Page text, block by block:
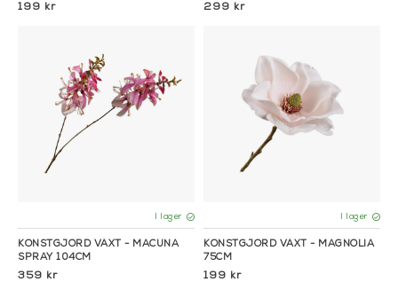
199 kr 299 kr
I lager
KONSTGJORD VÄXT - MACUNA
SPRAY 104CM
359 kr
I lager
KONSTGJORD VÄXT - MAGNOLIA
75CM
199 kr